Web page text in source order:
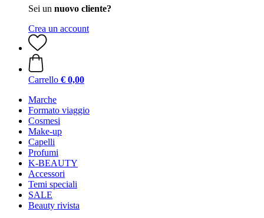
Sei un nuovo cliente?
Crea un account
Carrello € 0,00
Marche
Formato viaggio
Cosmesi
Make-up
Capelli
Profumi
K-BEAUTY
Accessori
Temi speciali
SALE
Beauty rivista